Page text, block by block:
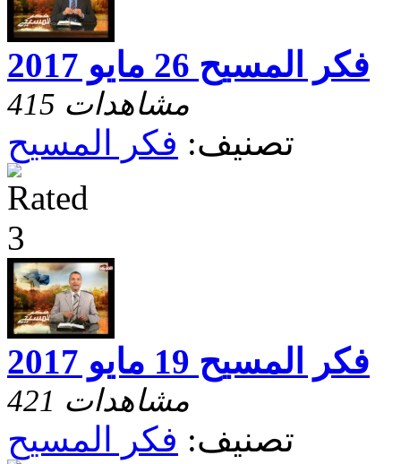
فكر المسيح 26 مايو 2017
415 مشاهدات
تصنيف: فكر المسيح
فكر المسيح 19 مايو 2017
421 مشاهدات
تصنيف: فكر المسيح